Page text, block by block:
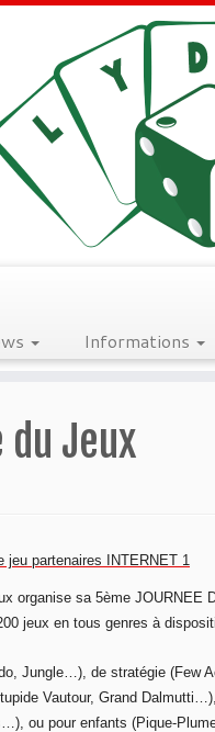
Informations
Jeux
organise sa 5ème JOURNEE
jeux en tous genres à
Jungle…), de stratégie (Few
Vautour, Grand
ou pour enfants (Pique-